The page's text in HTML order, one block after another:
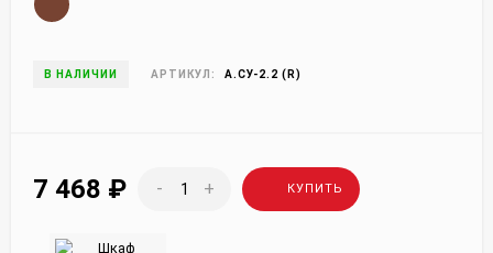
В НАЛИЧИИ АРТИКУЛ: А.СУ-2.2 (R)
7 468 ₽ - + КУПИТЬ